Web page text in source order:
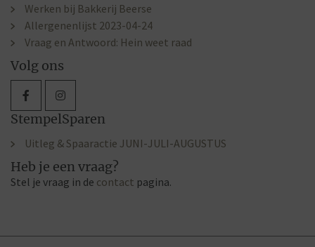
Werken bij Bakkerij Beerse
Allergenenlijst 2023-04-24
Vraag en Antwoord: Hein weet raad
Volg ons
StempelSparen
Uitleg & Spaaractie JUNI-JULI-AUGUSTUS
Heb je een vraag?
Stel je vraag in de contact pagina.